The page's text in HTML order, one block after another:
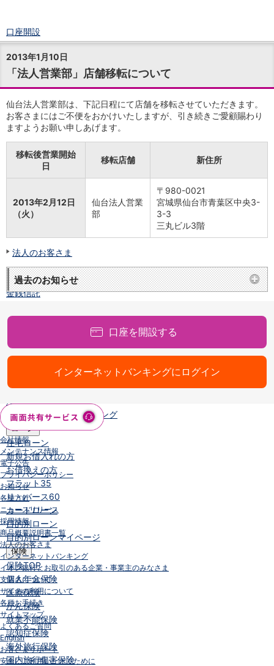
口座開設
ログイン
チャット
メニュー
商品・サービス
預金
円預金 TOP
普通預金
定期預金
積立式定期預金
TOP
外貨定期預金
外貨普通預金積立
投資信託TOP
証券口座開設
投信つみたて
NISA
金銭信託
取扱商品一覧
iDeCo（個人型確定拠出年金）
国民年金基金
ロボアドバイザークラウドファンディングTOP
WealthNavi for イオン銀行（ロボアドバイザー）
まいクラウドファンディング
ローン
住宅ローン
新規お借入れの方
お借換えの方
フラット35
リ・バース60
カードローン
目的別ローン
目的別ローンマイページ
保険
保険TOP
個人年金保険
医療保険
がん保険
就業不能保険
認知症保険
海外旅行保険
国内旅行傷害保険
2013年1月10日
「法人営業部」店舗移転について
仙台法人営業部は、下記日程にて店舗を移転させていただきます。
お客さまにはご不便をおかけいたしますが、引き続きご愛顧賜わり
ますようお願い申しあげます。
移転後営業開始
日
移転店舗 新住所
2013年2月12日
（火）
仙台法人営業
部
〒980-0021
宮城県仙台市青葉区中央3-
3-3
三丸ビル3階
法人のお客さま
過去のお知らせ
口座を開設する
インターネットバンキングにログイン
会社情報
メンテナンス情報
電子公告
プライバシーポリシー
お知らせ
各種方針
ニュースリリース
採用情報
商品概要説明書一覧
法人のお客さま
インターネットバンキング
イオン銀行とお取引のある企業・事業主のみなさま
支店名について
サイトの利用について
各種お手続き
サイトマップ
よくあるご質問
English
お客さまサポート
安全にご利用いただくために